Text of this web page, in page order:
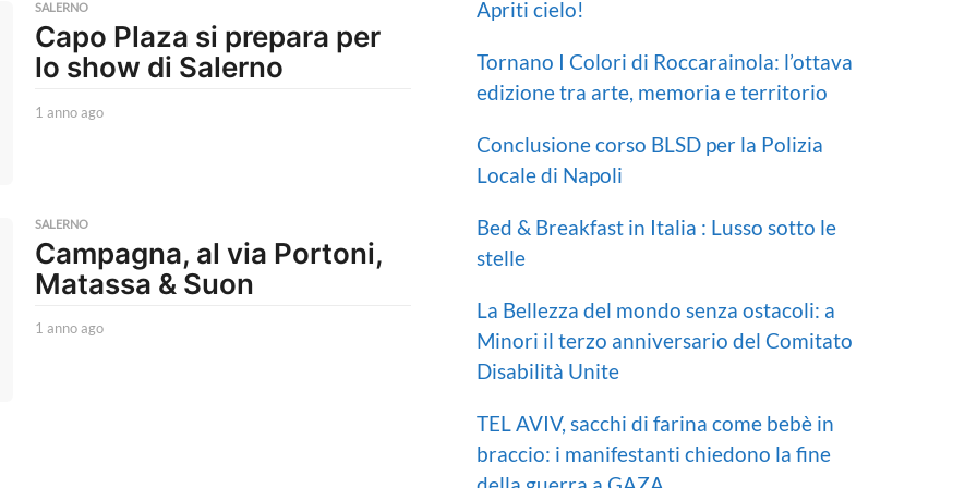
SALERNO
Capo Plaza si prepara per
lo show di Salerno
1 anno ago1
o
SALERNO
Campagna, al via Portoni,
Matassa & Suon
1 anno ago1
Apriti cielo!
Tornano I Colori di Roccarainola: l’ottava
edizione tra arte, memoria e territorio
Conclusione corso BLSD per la Polizia
Locale di Napoli
Bed & Breakfast in Italia : Lusso sotto le
stelle
La Bellezza del mondo senza ostacoli: a
Minori il terzo anniversario del Comitato
Disabilità Unite
TEL AVIV, sacchi di farina come bebè in
braccio: i manifestanti chiedono la fine